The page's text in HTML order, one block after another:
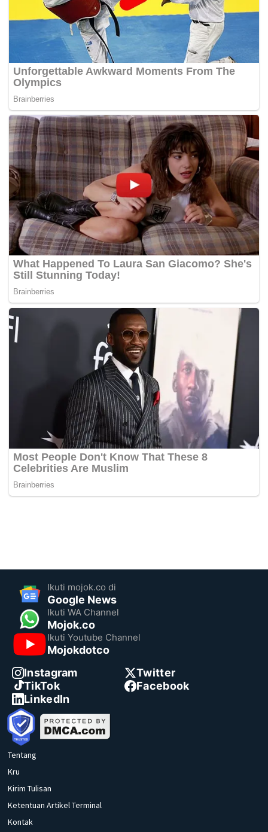
Ikuti mojok.co di
Google News
Ikuti WA Channel
Mojok.co
Ikuti Youtube Channel
Mojokdotco
Instagram
Twitter
TikTok
Facebook
LinkedIn
Tentang
Kru
Kirim Tulisan
Ketentuan Artikel Terminal
Kontak